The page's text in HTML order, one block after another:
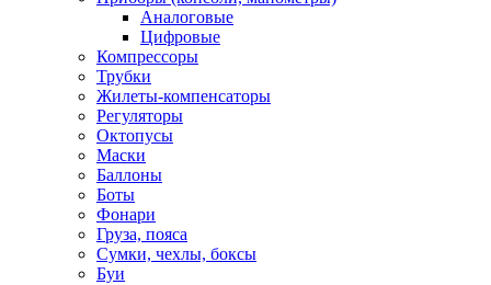
Аналоговые
Цифровые
Компрессоры
Трубки
Жилеты-компенсаторы
Регуляторы
Октопусы
Маски
Баллоны
Боты
Фонари
Груза, пояса
Сумки, чехлы, боксы
Буи